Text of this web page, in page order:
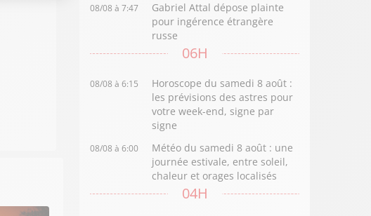
08/08 à 7:47
Gabriel Attal dépose plainte
pour ingérence étrangère
russe
06H
08/08 à 6:15
Horoscope du samedi 8 août :
les prévisions des astres pour
votre week-end, signe par
signe
08/08 à 6:00
Météo du samedi 8 août : une
journée estivale, entre soleil,
chaleur et orages localisés
04H